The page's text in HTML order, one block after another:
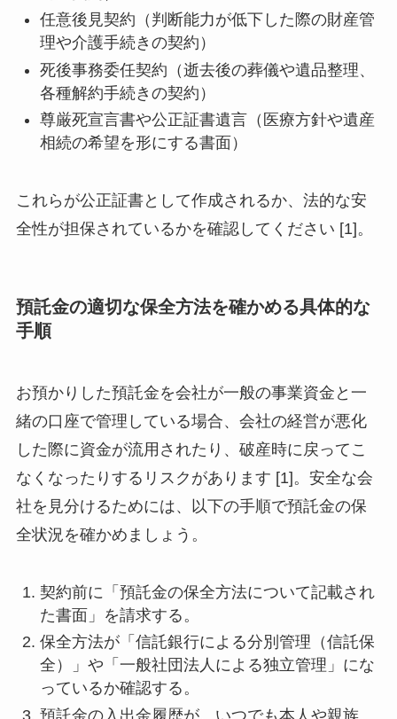
任意後見契約（判断能力が低下した際の財産管
理や介護手続きの契約）
死後事務委任契約（逝去後の葬儀や遺品整理、
各種解約手続きの契約）
尊厳死宣言書や公正証書遺言（医療方針や遺産
相続の希望を形にする書面）
これらが公正証書として作成されるか、法的な安
全性が担保されているかを確認してください [1]。
預託金の適切な保全方法を確かめる具体的な
手順
お預かりした預託金を会社が一般の事業資金と一
緒の口座で管理している場合、会社の経営が悪化
した際に資金が流用されたり、破産時に戻ってこ
なくなったりするリスクがあります [1]。安全な会
社を見分けるためには、以下の手順で預託金の保
全状況を確かめましょう。
契約前に「預託金の保全方法について記載され
た書面」を請求する。
保全方法が「信託銀行による分別管理（信託保
全）」や「一般社団法人による独立管理」にな
っているか確認する。
預託金の入出金履歴が、いつでも本人や親族、